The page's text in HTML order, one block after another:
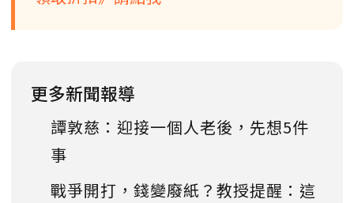
更多新聞報導
譚敦慈：迎接一個人老後，先想5件
事
戰爭開打，錢變廢紙？教授提醒：這